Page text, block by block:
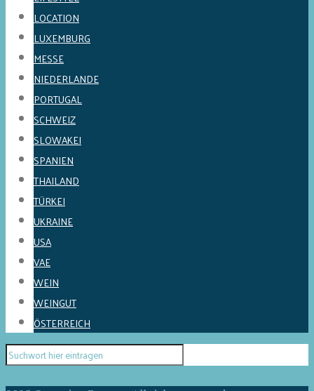
LOCATION
LUXEMBURG
MESSE
NIEDERLANDE
PORTUGAL
SCHWEIZ
SLOWAKEI
SPANIEN
THAILAND
TÜRKEI
UKRAINE
USA
VAE
WEIN
WEINGUT
ÖSTERREICH